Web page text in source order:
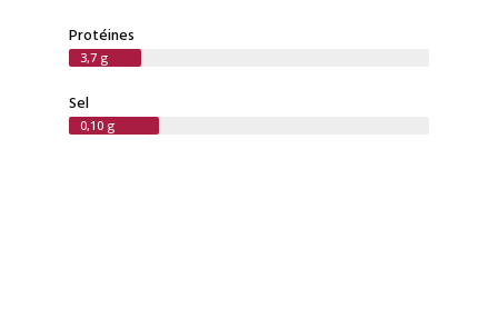
Protéines
3,7 g
Sel
0,10 g